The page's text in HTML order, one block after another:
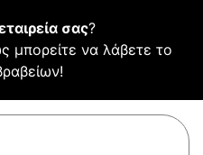
σας?
μπορείτε να λάβετε το